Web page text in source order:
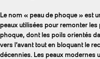
Le nom « peau de phoque » est
peaux utilisées pour remonter
phoque, dont les poils orientés
vers l’avant tout en bloquant le
décennies. Les peaux modernes